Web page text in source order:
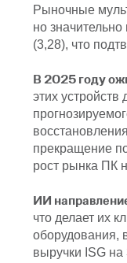
Рыночные
но
(3,28), что
В 2025 году
этих
прекращение
рост рынка ПК
ИИ
что делает их
оборудования,
выручки ISG